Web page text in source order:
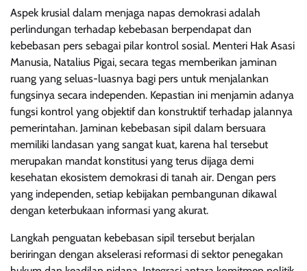
Aspek krusial dalam menjaga napas demokrasi adalah
perlindungan terhadap kebebasan berpendapat dan
kebebasan pers sebagai pilar kontrol sosial. Menteri Hak Asasi
Manusia, Natalius Pigai, secara tegas memberikan jaminan
ruang yang seluas-luasnya bagi pers untuk menjalankan
fungsinya secara independen. Kepastian ini menjamin adanya
fungsi kontrol yang objektif dan konstruktif terhadap jalannya
pemerintahan. Jaminan kebebasan sipil dalam bersuara
memiliki landasan yang sangat kuat, karena hal tersebut
merupakan mandat konstitusi yang terus dijaga demi
kesehatan ekosistem demokrasi di tanah air. Dengan pers
yang independen, setiap kebijakan pembangunan dikawal
dengan keterbukaan informasi yang akurat.
Langkah penguatan kebebasan sipil tersebut berjalan
beriringan dengan akselerasi reformasi di sektor penegakan